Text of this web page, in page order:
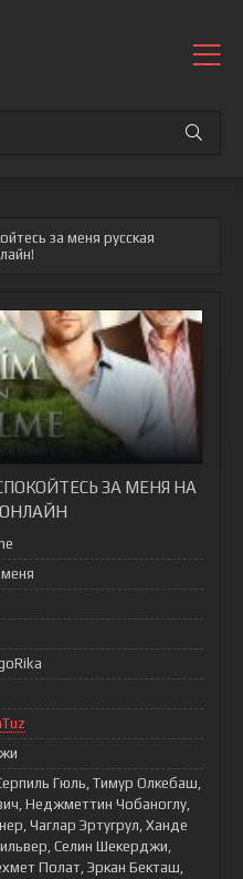
за меня русская
ЗА МЕНЯ НА
Гюль, Тимур Олкебаш,
Неджметтин Чобаноглу,
Чаглар Эртугрул, Ханде
Селин Шекерджи,
Полат, Эркан Бекташ,